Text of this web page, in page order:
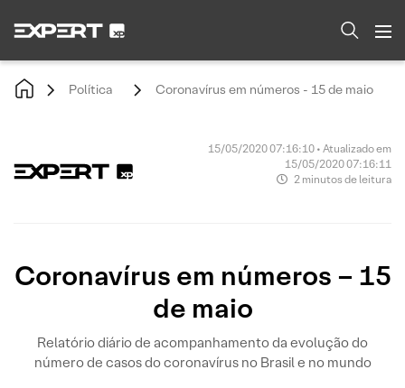
Política Coronavírus em números - 15 de maio
15/05/2020 07:16:10 • Atualizado em
15/05/2020 07:16:11
2 minutos de leitura
Coronavírus em números – 15
de maio
Relatório diário de acompanhamento da evolução do
número de casos do coronavírus no Brasil e no mundo